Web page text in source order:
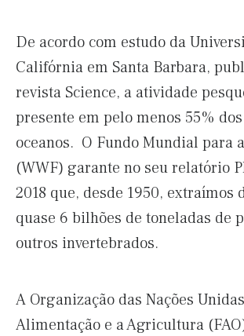
De acordo com estudo da
Califórnia em Santa Barbara,
revista Science, a atividade
presente em pelo menos 55%
oceanos. O Fundo Mundial para
(WWF) garante no seu relatório
2018 que, desde 1950, extraímos
quase 6 bilhões de toneladas de
outros invertebrados.
A Organização das Nações
Alimentação e a Agricultura